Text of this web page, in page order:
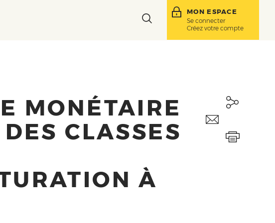
Toggle
MON ESPACE
Se connecter
Créez votre compte
MONÉTAIRE
CLASSES
À